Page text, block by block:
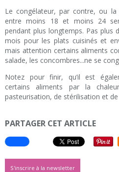
Le congélateur, par contre, ou
entre moins 18 et moins 24
pendant plus longtemps. Pas plus
mois pour les plats cuisinés et
mais attention certains aliments
salade, les concombres...ne se
Notez pour finir, qu’il est
certains aliments par la
pasteurisation, de stérilisation et
PARTAGER CET ARTICLE
S'inscrire à la newsletter